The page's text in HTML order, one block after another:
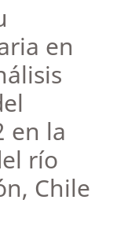
en
en la
río
Chile